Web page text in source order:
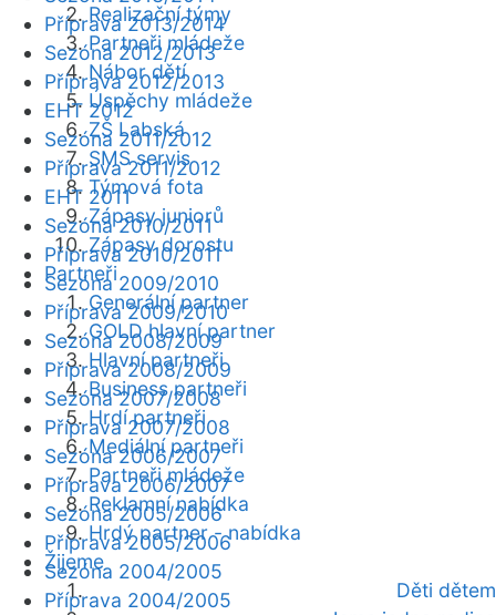
Realizační týmy
Partneři mládeže
Nábor dětí
Úspěchy mládeže
ZŠ Labská
SMS servis
Týmová fota
Zápasy juniorů
Zápasy dorostu
Partneři
Generální partner
GOLD hlavní partner
Hlavní partneři
Business partneři
Hrdí partneři
Mediální partneři
Partneři mládeže
Reklamní nabídka
Hrdý partner - nabídka
Žijeme
Děti dětem
Příprava 2013/2014
Sezóna 2012/2013
Příprava 2012/2013
EHT 2012
Sezóna 2011/2012
Příprava 2011/2012
EHT 2011
Sezóna 2010/2011
Příprava 2010/2011
Sezóna 2009/2010
Příprava 2009/2010
Sezóna 2008/2009
Příprava 2008/2009
Sezóna 2007/2008
Příprava 2007/2008
Sezóna 2006/2007
Příprava 2006/2007
Sezóna 2005/2006
Příprava 2005/2006
Sezóna 2004/2005
Příprava 2004/2005